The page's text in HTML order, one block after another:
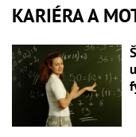
KARIÉRA A